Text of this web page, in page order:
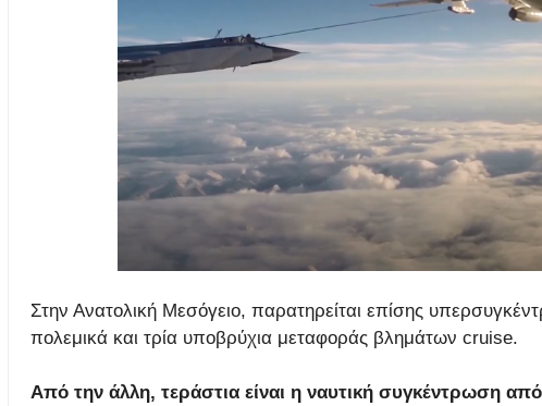
Στην Ανατολική Μεσόγειο, παρατηρείται επίσης
πολεμικά και τρία υποβρύχια μεταφοράς βλημάτων cruise.
Aπό την άλλη, τεράστια είναι η ναυτική συγκέντρωση